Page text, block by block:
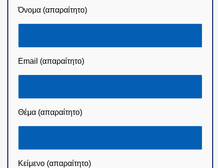
Όνομα (απαραίτητο)
Email (απαραίτητο)
Θέμα (απαραίτητο)
Κείμενο (απαραίτητο)